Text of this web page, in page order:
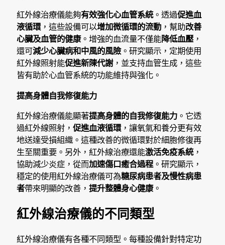
紅外線治療儀能夠有效強化心血管系統。透過促進血
液循環，這些設備可以增加微循環的流動 ，幫助改善
心臟及血管的健康。增強的血流量不僅能降低血壓，
還可減少心臟病和中風的風險。研究顯示，定期使用
紅外線照射能促進新陳代謝，並支持血管生成，這些
皆有助於心血管系統的功能維持與強化。
提高身體自我修復能力
紅外線治療儀能顯著提高身體的自我修復能力 。它透
過紅外線照射，促進血液循環，讓氧氣和養分更有效
地送達受損組織。這種改善的微循環對於細胞修復再
生至關重要。另外，紅外線治療還能激活免疫系統，
協助減少炎症，從而加速傷口癒合過程。研究顯示，
穩定的使用紅外線治療儀可為糖尿病患者及慢性病患
者帶來明顯的改善，提升整體身心健康。
紅外線治療儀的不同類型
紅外線治療儀有各種不同類型。每種設備針對特定功